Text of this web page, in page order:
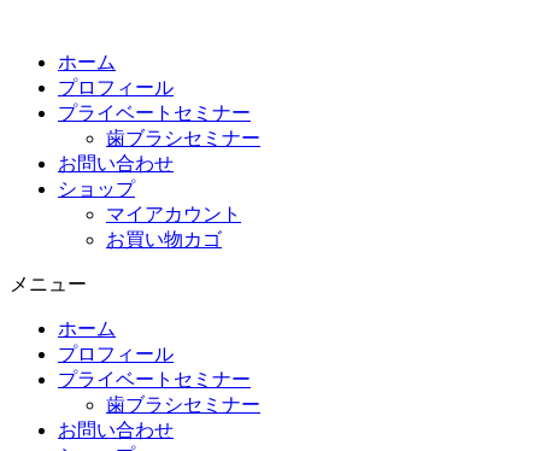
ホーム
プロフィール
プライベートセミナー
歯ブラシセミナー
お問い合わせ
ショップ
マイアカウント
お買い物カゴ
メニュー
ホーム
プロフィール
プライベートセミナー
歯ブラシセミナー
お問い合わせ